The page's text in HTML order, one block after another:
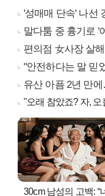
'성매매 단속' 나선
말다툼 중 흉기로 '
편의점 女사장 살
"안전하다는 말 믿
유산 아픔 2년 만
"오래 참았죠? 자,
30cm 남성의 고백: “